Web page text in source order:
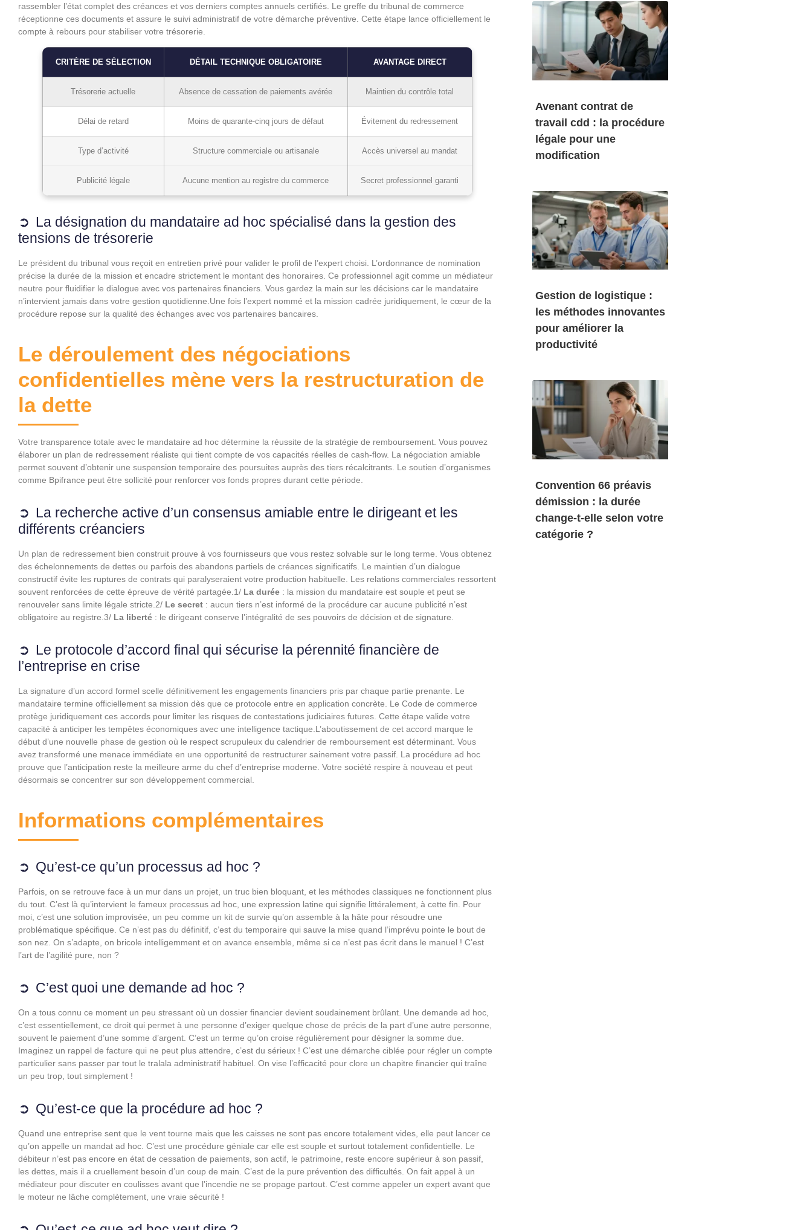
rassembler l’état complet des créances et vos derniers comptes annuels certifiés. Le greffe du tribunal de commerce
réceptionne ces documents et assure le suivi administratif de votre démarche préventive. Cette étape lance officiellement le
compte à rebours pour stabiliser votre trésorerie.
CRITÈRE DE SÉLECTION DÉTAIL TECHNIQUE OBLIGATOIRE AVANTAGE DIRECT
Trésorerie actuelle Absence de cessation de paiements avérée Maintien du contrôle total
Délai de retard Moins de quarante-cinq jours de défaut Évitement du redressement
Type d’activité Structure commerciale ou artisanale Accès universel au mandat
Publicité légale Aucune mention au registre du commerce Secret professionnel garanti
La désignation du mandataire ad hoc spécialisé dans la gestion des
tensions de trésorerie
Le président du tribunal vous reçoit en entretien privé pour valider le profil de l’expert choisi. L’ordonnance de nomination
précise la durée de la mission et encadre strictement le montant des honoraires. Ce professionnel agit comme un médiateur
neutre pour fluidifier le dialogue avec vos partenaires financiers. Vous gardez la main sur les décisions car le mandataire
n’intervient jamais dans votre gestion quotidienne.Une fois l’expert nommé et la mission cadrée juridiquement, le cœur de la
procédure repose sur la qualité des échanges avec vos partenaires bancaires.
Le déroulement des négociations
confidentielles mène vers la restructuration de
la dette
Votre transparence totale avec le mandataire ad hoc détermine la réussite de la stratégie de remboursement. Vous pouvez
élaborer un plan de redressement réaliste qui tient compte de vos capacités réelles de cash-flow. La négociation amiable
permet souvent d’obtenir une suspension temporaire des poursuites auprès des tiers récalcitrants. Le soutien d’organismes
comme Bpifrance peut être sollicité pour renforcer vos fonds propres durant cette période.
La recherche active d’un consensus amiable entre le dirigeant et les
différents créanciers
Un plan de redressement bien construit prouve à vos fournisseurs que vous restez solvable sur le long terme. Vous obtenez
des échelonnements de dettes ou parfois des abandons partiels de créances significatifs. Le maintien d’un dialogue
constructif évite les ruptures de contrats qui paralyseraient votre production habituelle. Les relations commerciales ressortent
souvent renforcées de cette épreuve de vérité partagée.1/ La durée : la mission du mandataire est souple et peut se
renouveler sans limite légale stricte.2/ Le secret : aucun tiers n’est informé de la procédure car aucune publicité n’est
obligatoire au registre.3/ La liberté : le dirigeant conserve l’intégralité de ses pouvoirs de décision et de signature.
Le protocole d’accord final qui sécurise la pérennité financière de
l’entreprise en crise
La signature d’un accord formel scelle définitivement les engagements financiers pris par chaque partie prenante. Le
mandataire termine officiellement sa mission dès que ce protocole entre en application concrète. Le Code de commerce
protège juridiquement ces accords pour limiter les risques de contestations judiciaires futures. Cette étape valide votre
capacité à anticiper les tempêtes économiques avec une intelligence tactique.L’aboutissement de cet accord marque le
début d’une nouvelle phase de gestion où le respect scrupuleux du calendrier de remboursement est déterminant. Vous
avez transformé une menace immédiate en une opportunité de restructurer sainement votre passif. La procédure ad hoc
prouve que l’anticipation reste la meilleure arme du chef d’entreprise moderne. Votre société respire à nouveau et peut
désormais se concentrer sur son développement commercial.
Informations complémentaires
Qu’est-ce qu’un processus ad hoc ?
Parfois, on se retrouve face à un mur dans un projet, un truc bien bloquant, et les méthodes classiques ne fonctionnent plus
du tout. C’est là qu’intervient le fameux processus ad hoc, une expression latine qui signifie littéralement, à cette fin. Pour
moi, c’est une solution improvisée, un peu comme un kit de survie qu’on assemble à la hâte pour résoudre une
problématique spécifique. Ce n’est pas du définitif, c’est du temporaire qui sauve la mise quand l’imprévu pointe le bout de
son nez. On s’adapte, on bricole intelligemment et on avance ensemble, même si ce n’est pas écrit dans le manuel ! C’est
l’art de l’agilité pure, non ?
C’est quoi une demande ad hoc ?
On a tous connu ce moment un peu stressant où un dossier financier devient soudainement brûlant. Une demande ad hoc,
c’est essentiellement, ce droit qui permet à une personne d’exiger quelque chose de précis de la part d’une autre personne,
souvent le paiement d’une somme d’argent. C’est un terme qu’on croise régulièrement pour désigner la somme due.
Imaginez un rappel de facture qui ne peut plus attendre, c’est du sérieux ! C’est une démarche ciblée pour régler un compte
particulier sans passer par tout le tralala administratif habituel. On vise l’efficacité pour clore un chapitre financier qui traîne
un peu trop, tout simplement !
Qu’est-ce que la procédure ad hoc ?
Quand une entreprise sent que le vent tourne mais que les caisses ne sont pas encore totalement vides, elle peut lancer ce
qu’on appelle un mandat ad hoc. C’est une procédure géniale car elle est souple et surtout totalement confidentielle. Le
débiteur n’est pas encore en état de cessation de paiements, son actif, le patrimoine, reste encore supérieur à son passif,
les dettes, mais il a cruellement besoin d’un coup de main. C’est de la pure prévention des difficultés. On fait appel à un
médiateur pour discuter en coulisses avant que l’incendie ne se propage partout. C’est comme appeler un expert avant que
le moteur ne lâche complètement, une vraie sécurité !
Avenant contrat de
travail cdd : la procédure
légale pour une
modification
Gestion de logistique :
les méthodes innovantes
pour améliorer la
productivité
Convention 66 préavis
démission : la durée
change-t-elle selon votre
catégorie ?